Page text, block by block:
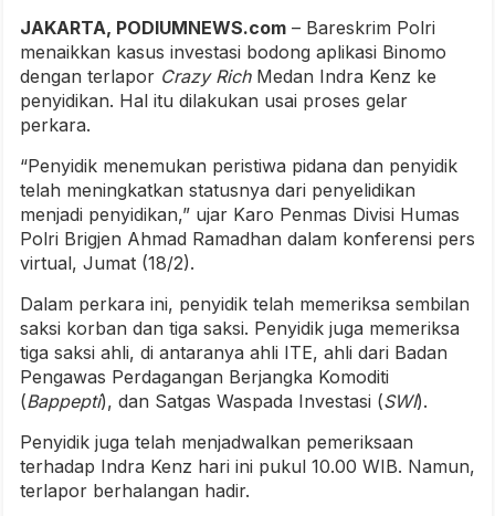
JAKARTA, PODIUMNEWS.com – Bareskrim Polri
menaikkan kasus investasi bodong aplikasi Binomo
dengan terlapor Crazy RichMedan Indra Kenz ke
penyidikan. Hal itu dilakukan usai proses gelar
perkara.
“Penyidik menemukan peristiwa pidana dan penyidik
telah meningkatkan statusnya dari penyelidikan
menjadi penyidikan,” ujar Karo Penmas Divisi Humas
Polri Brigjen Ahmad Ramadhan dalam konferensi pers
virtual, Jumat (18/2).
Dalam perkara ini, penyidik telah memeriksa sembilan
saksi korban dan tiga saksi. Penyidik juga memeriksa
tiga saksi ahli, di antaranya ahli ITE, ahli dari Badan
Pengawas Perdagangan Berjangka Komoditi
(Bappepti), dan Satgas Waspada Investasi (SWI).
Penyidik juga telah menjadwalkan pemeriksaan
terhadap Indra Kenz hari ini pukul 10.00 WIB. Namun,
terlapor berhalangan hadir.